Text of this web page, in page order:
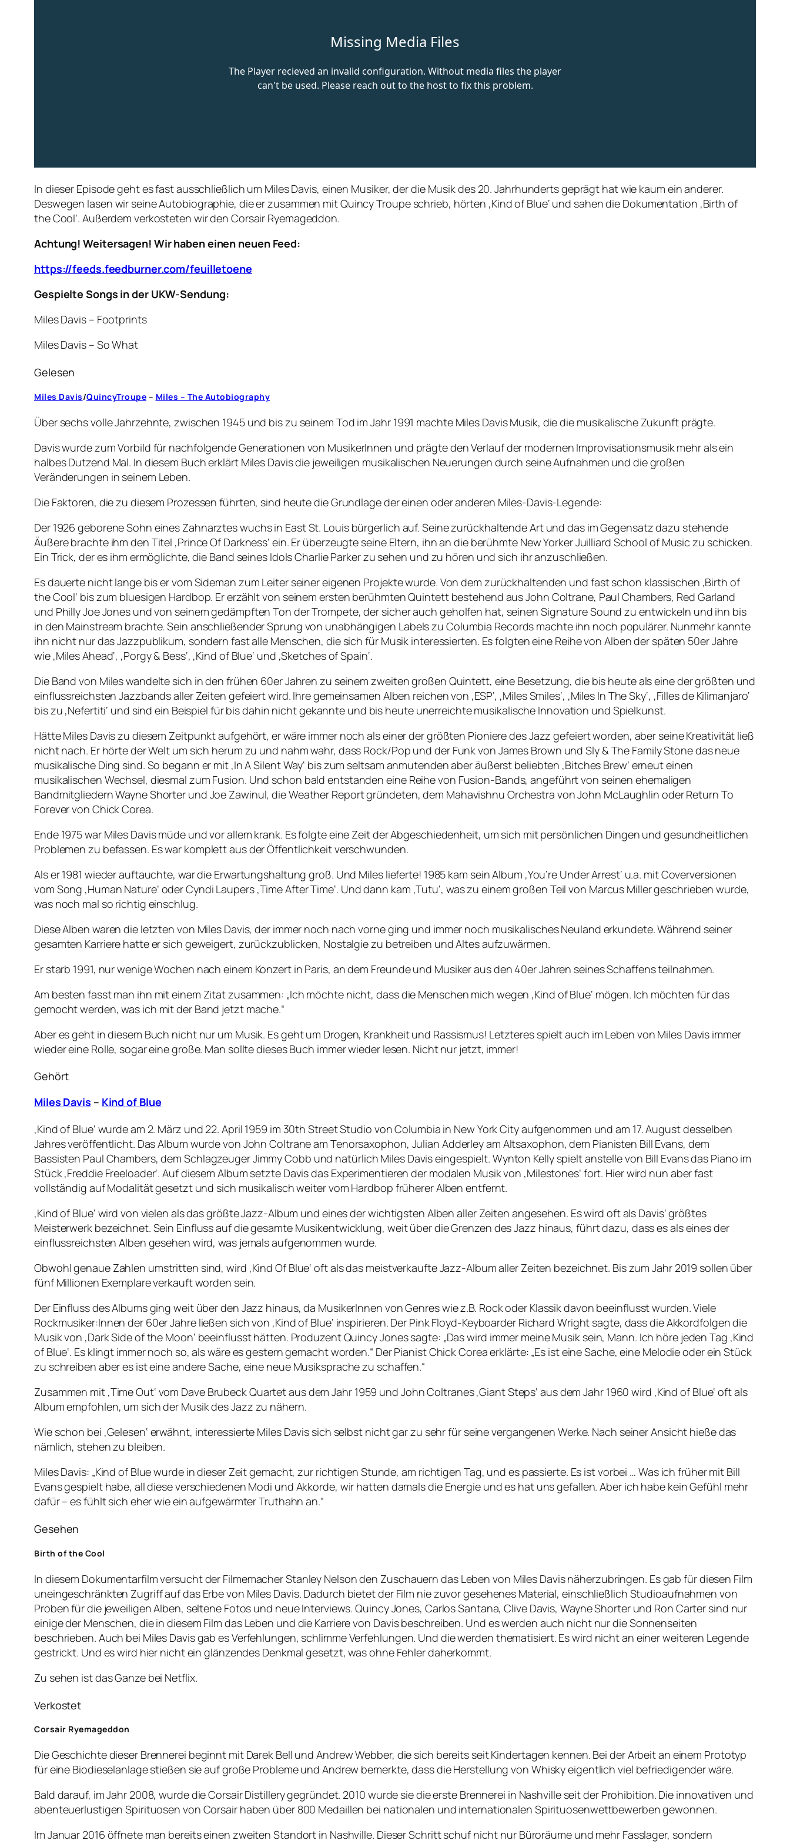
In dieser Episode geht es fast ausschließlich um Miles Davis, einen Musiker, der die Musik des 20. Jahrhunderts geprägt hat wie kaum ein anderer.
Deswegen lasen wir seine Autobiographie, die er zusammen mit Quincy Troupe schrieb, hörten ‚Kind of Blue‘ und sahen die Dokumentation ‚Birth of
the Cool‘. Außerdem verkosteten wir den Corsair Ryemageddon.
Achtung! Weitersagen! Wir haben einen neuen Feed:
https://feeds.feedburner.com/feuilletoene
Gespielte Songs in der UKW-Sendung:
Miles Davis – Footprints
Miles Davis – So What
Gelesen
Miles Davis/QuincyTroupe – Miles – The Autobiography
Über sechs volle Jahrzehnte, zwischen 1945 und bis zu seinem Tod im Jahr 1991 machte Miles Davis Musik, die die musikalische Zukunft prägte.
Davis wurde zum Vorbild für nachfolgende Generationen von MusikerInnen und prägte den Verlauf der modernen Improvisationsmusik mehr als ein
halbes Dutzend Mal. In diesem Buch erklärt Miles Davis die jeweiligen musikalischen Neuerungen durch seine Aufnahmen und die großen
Veränderungen in seinem Leben.
Die Faktoren, die zu diesem Prozessen führten, sind heute die Grundlage der einen oder anderen Miles-Davis-Legende:
Der 1926 geborene Sohn eines Zahnarztes wuchs in East St. Louis bürgerlich auf. Seine zurückhaltende Art und das im Gegensatz dazu stehende
Äußere brachte ihm den Titel ‚Prince Of Darkness‘ ein. Er überzeugte seine Eltern, ihn an die berühmte New Yorker Juilliard School of Music zu schicken.
Ein Trick, der es ihm ermöglichte, die Band seines Idols Charlie Parker zu sehen und zu hören und sich ihr anzuschließen.
Es dauerte nicht lange bis er vom Sideman zum Leiter seiner eigenen Projekte wurde. Von dem zurückhaltenden und fast schon klassischen ‚Birth of
the Cool‘ bis zum bluesigen Hardbop. Er erzählt von seinem ersten berühmten Quintett bestehend aus John Coltrane, Paul Chambers, Red Garland
und Philly Joe Jones und von seinem gedämpften Ton der Trompete, der sicher auch geholfen hat, seinen Signature Sound zu entwickeln und ihn bis
in den Mainstream brachte. Sein anschließender Sprung von unabhängigen Labels zu Columbia Records machte ihn noch populärer. Nunmehr kannte
ihn nicht nur das Jazzpublikum, sondern fast alle Menschen, die sich für Musik interessierten. Es folgten eine Reihe von Alben der späten 50er Jahre
wie ‚Miles Ahead‘, ‚Porgy & Bess‘, ‚Kind of Blue‘ und ‚Sketches of Spain‘.
Die Band von Miles wandelte sich in den frühen 60er Jahren zu seinem zweiten großen Quintett, eine Besetzung, die bis heute als eine der größten und
einflussreichsten Jazzbands aller Zeiten gefeiert wird. Ihre gemeinsamen Alben reichen von ‚ESP‘, ‚Miles Smiles‘, ‚Miles In The Sky‘, ‚Filles de Kilimanjaro‘
bis zu ‚Nefertiti‘ und sind ein Beispiel für bis dahin nicht gekannte und bis heute unerreichte musikalische Innovation und Spielkunst.
Hätte Miles Davis zu diesem Zeitpunkt aufgehört, er wäre immer noch als einer der größten Pioniere des Jazz gefeiert worden, aber seine Kreativität ließ
nicht nach. Er hörte der Welt um sich herum zu und nahm wahr, dass Rock/Pop und der Funk von James Brown und Sly & The Family Stone das neue
musikalische Ding sind. So begann er mit ‚In A Silent Way‘ bis zum seltsam anmutenden aber äußerst beliebten ‚Bitches Brew‘ erneut einen
musikalischen Wechsel, diesmal zum Fusion. Und schon bald entstanden eine Reihe von Fusion-Bands, angeführt von seinen ehemaligen
Bandmitgliedern Wayne Shorter und Joe Zawinul, die Weather Report gründeten, dem Mahavishnu Orchestra von John McLaughlin oder Return To
Forever von Chick Corea.
Ende 1975 war Miles Davis müde und vor allem krank. Es folgte eine Zeit der Abgeschiedenheit, um sich mit persönlichen Dingen und gesundheitlichen
Problemen zu befassen. Es war komplett aus der Öffentlichkeit verschwunden.
Als er 1981 wieder auftauchte, war die Erwartungshaltung groß. Und Miles lieferte! 1985 kam sein Album ‚You’re Under Arrest‘ u.a. mit Coverversionen
vom Song ‚Human Nature‘ oder Cyndi Laupers ‚Time After Time‘. Und dann kam ‚Tutu‘, was zu einem großen Teil von Marcus Miller geschrieben wurde,
was noch mal so richtig einschlug.
Diese Alben waren die letzten von Miles Davis, der immer noch nach vorne ging und immer noch musikalisches Neuland erkundete. Während seiner
gesamten Karriere hatte er sich geweigert, zurückzublicken, Nostalgie zu betreiben und Altes aufzuwärmen.
Er starb 1991, nur wenige Wochen nach einem Konzert in Paris, an dem Freunde und Musiker aus den 40er Jahren seines Schaffens teilnahmen.
Am besten fasst man ihn mit einem Zitat zusammen: „Ich möchte nicht, dass die Menschen mich wegen ‚Kind of Blue‘ mögen. Ich möchten für das
gemocht werden, was ich mit der Band jetzt mache.“
Aber es geht in diesem Buch nicht nur um Musik. Es geht um Drogen, Krankheit und Rassismus! Letzteres spielt auch im Leben von Miles Davis immer
wieder eine Rolle, sogar eine große. Man sollte dieses Buch immer wieder lesen. Nicht nur jetzt, immer!
Gehört
Miles Davis – Kind of Blue
‚Kind of Blue‘ wurde am 2. März und 22. April 1959 im 30th Street Studio von Columbia in New York City aufgenommen und am 17. August desselben
Jahres veröffentlicht. Das Album wurde von John Coltrane am Tenorsaxophon, Julian Adderley am Altsaxophon, dem Pianisten Bill Evans, dem
Bassisten Paul Chambers, dem Schlagzeuger Jimmy Cobb und natürlich Miles Davis eingespielt. Wynton Kelly spielt anstelle von Bill Evans das Piano im
Stück ‚Freddie Freeloader‘. Auf diesem Album setzte Davis das Experimentieren der modalen Musik von ‚Milestones‘ fort. Hier wird nun aber fast
vollständig auf Modalität gesetzt und sich musikalisch weiter vom Hardbop früherer Alben entfernt.
‚Kind of Blue‘ wird von vielen als das größte Jazz-Album und eines der wichtigsten Alben aller Zeiten angesehen. Es wird oft als Davis‘ größtes
Meisterwerk bezeichnet. Sein Einfluss auf die gesamte Musikentwicklung, weit über die Grenzen des Jazz hinaus, führt dazu, dass es als eines der
einflussreichsten Alben gesehen wird, was jemals aufgenommen wurde.
Obwohl genaue Zahlen umstritten sind, wird ‚Kind Of Blue‘ oft als das meistverkaufte Jazz-Album aller Zeiten bezeichnet. Bis zum Jahr 2019 sollen über
fünf Millionen Exemplare verkauft worden sein.
Der Einfluss des Albums ging weit über den Jazz hinaus, da MusikerInnen von Genres wie z.B. Rock oder Klassik davon beeinflusst wurden. Viele
Rockmusiker:Innen der 60er Jahre ließen sich von ‚Kind of Blue‘ inspirieren. Der Pink Floyd-Keyboarder Richard Wright sagte, dass die Akkordfolgen die
Musik von ‚Dark Side of the Moon‘ beeinflusst hätten. Produzent Quincy Jones sagte: „Das wird immer meine Musik sein, Mann. Ich höre jeden Tag ‚Kind
of Blue‘. Es klingt immer noch so, als wäre es gestern gemacht worden.“ Der Pianist Chick Corea erklärte: „Es ist eine Sache, eine Melodie oder ein Stück
zu schreiben aber es ist eine andere Sache, eine neue Musiksprache zu schaffen.“
Zusammen mit ‚Time Out‘ vom Dave Brubeck Quartet aus dem Jahr 1959 und John Coltranes ‚Giant Steps‘ aus dem Jahr 1960 wird ‚Kind of Blue‘ oft als
Album empfohlen, um sich der Musik des Jazz zu nähern.
Wie schon bei ‚Gelesen‘ erwähnt, interessierte Miles Davis sich selbst nicht gar zu sehr für seine vergangenen Werke. Nach seiner Ansicht hieße das
nämlich, stehen zu bleiben.
Miles Davis: „Kind of Blue wurde in dieser Zeit gemacht, zur richtigen Stunde, am richtigen Tag, und es passierte. Es ist vorbei … Was ich früher mit Bill
Evans gespielt habe, all diese verschiedenen Modi und Akkorde, wir hatten damals die Energie und es hat uns gefallen. Aber ich habe kein Gefühl mehr
dafür – es fühlt sich eher wie ein aufgewärmter Truthahn an.“
Gesehen
Birth of the Cool
In diesem Dokumentarfilm versucht der Filmemacher Stanley Nelson den Zuschauern das Leben von Miles Davis näherzubringen. Es gab für diesen Film
uneingeschränkten Zugriff auf das Erbe von Miles Davis. Dadurch bietet der Film nie zuvor gesehenes Material, einschließlich Studioaufnahmen von
Proben für die jeweiligen Alben, seltene Fotos und neue Interviews. Quincy Jones, Carlos Santana, Clive Davis, Wayne Shorter und Ron Carter sind nur
einige der Menschen, die in diesem Film das Leben und die Karriere von Davis beschreiben. Und es werden auch nicht nur die Sonnenseiten
beschrieben. Auch bei Miles Davis gab es Verfehlungen, schlimme Verfehlungen. Und die werden thematisiert. Es wird nicht an einer weiteren Legende
gestrickt. Und es wird hier nicht ein glänzendes Denkmal gesetzt, was ohne Fehler daherkommt.
Zu sehen ist das Ganze bei Netflix.
Verkostet
Corsair Ryemageddon
Die Geschichte dieser Brennerei beginnt mit Darek Bell und Andrew Webber, die sich bereits seit Kindertagen kennen. Bei der Arbeit an einem Prototyp
für eine Biodieselanlage stießen sie auf große Probleme und Andrew bemerkte, dass die Herstellung von Whisky eigentlich viel befriedigender wäre.
Bald darauf, im Jahr 2008, wurde die Corsair Distillery gegründet. 2010 wurde sie die erste Brennerei in Nashville seit der Prohibition. Die innovativen und
abenteuerlustigen Spirituosen von Corsair haben über 800 Medaillen bei nationalen und internationalen Spirituosenwettbewerben gewonnen.
Im Januar 2016 öffnete man bereits einen zweiten Standort in Nashville. Dieser Schritt schuf nicht nur Büroräume und mehr Fasslager, sondern